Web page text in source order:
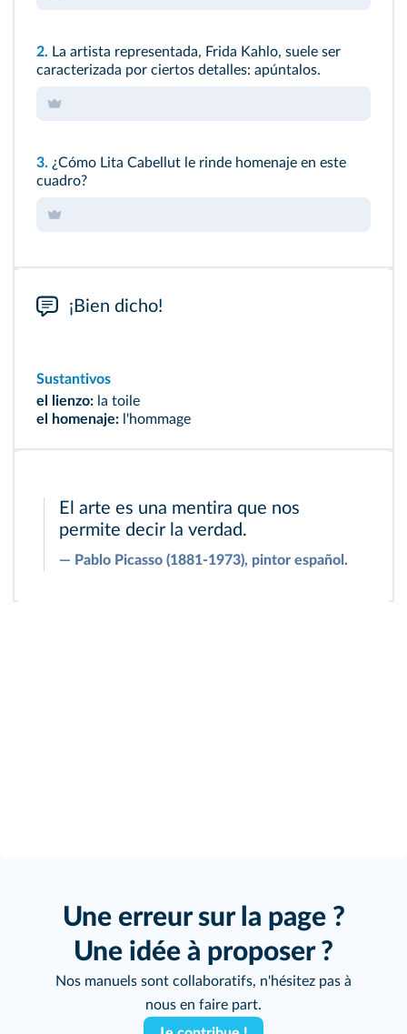
2. La artista representada, Frida Kahlo, suele ser
caracterizada por ciertos detalles: apúntalos.
3. ¿Cómo Lita Cabellut le rinde homenaje en este
cuadro?
¡Bien dicho!
Sustantivos
el lienzo: la toile
el homenaje: l'hommage
El arte es una mentira que nos
permite decir la verdad.
― Pablo Picasso (1881-1973), pintor español.
Une erreur sur la page ?
Une idée à proposer ?
Nos manuels sont collaboratifs, n'hésitez pas à
nous en faire part.